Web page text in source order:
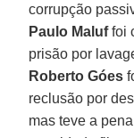
corrupção
Paulo Maluffoi
prisão por
Roberto Góes
reclusão por
mas teve a